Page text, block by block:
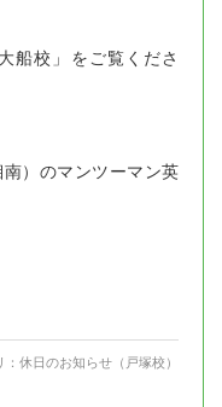
船校」をご覧くださ
）のマンツーマン英
休日のお知らせ（戸塚校）